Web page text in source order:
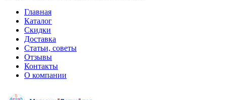
Главная
Каталог
Скидки
Доставка
Статьи, советы
Отзывы
Контакты
О компании